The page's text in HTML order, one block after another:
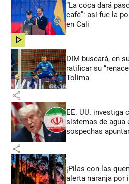
“La coca dará
café”: así fue la
en Cali
share
DIM buscará, en
ratificar su
Tolima
share
EE. UU. investiga
sistemas de agua
sospechas
share
¡Pilas con las
alerta naranja por